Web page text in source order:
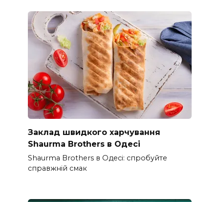
Заклад швидкого харчування
Shaurma Brothers в Одесі
Shaurma Brothers в Одесі: спробуйте
справжній смак